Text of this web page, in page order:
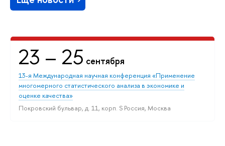
23 – 25 сентября
13-я Международная научная конференция «Применение
многомерного статистического анализа в экономике и
оценке качества»
Покровский бульвар, д. 11, корп. S Россия, Москва